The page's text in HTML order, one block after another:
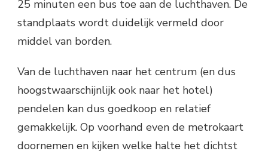
25 minuten een bus toe aan de luchthaven. De
standplaats wordt duidelijk vermeld door
middel van borden.
Van de luchthaven naar het centrum (en dus
hoogstwaarschijnlijk ook naar het hotel)
pendelen kan dus goedkoop en relatief
gemakkelijk. Op voorhand even de metrokaart
doornemen en kijken welke halte het dichtst